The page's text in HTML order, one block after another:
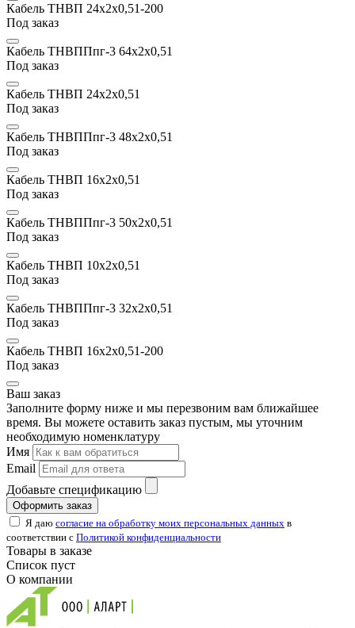
Кабель ТНВП 24х2x0,51-200
Под заказ
Кабель ТНВППпг-3 64х2x0,51
Под заказ
Кабель ТНВП 24х2x0,51
Под заказ
Кабель ТНВППпг-3 48х2x0,51
Под заказ
Кабель ТНВП 16х2x0,51
Под заказ
Кабель ТНВППпг-3 50х2x0,51
Под заказ
Кабель ТНВП 10х2x0,51
Под заказ
Кабель ТНВППпг-3 32х2x0,51
Под заказ
Кабель ТНВП 16х2x0,51-200
Под заказ
Ваш заказ
Заполните форму ниже и мы перезвоним вам ближайшее
время. Вы можете оставить заказ пустым, мы уточним
необходимую номенклатуру
Имя
Email
Добавьте спецификацию
Оформить заказ
Я даю согласие на обработку моих персональных данных в
соответствии с Политикой конфиденциальности
Товары в заказе
Список пуст
О компании